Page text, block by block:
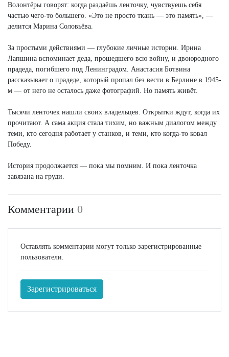
Волонтёры говорят: когда раздаёшь ленточку, чувствуешь себя
частью чего-то большего. «Это не просто ткань — это память», —
делится Марина Соловьёва.
За простыми действиями — глубокие личные истории. Ирина
Лапшина вспоминает деда, прошедшего всю войну, и двоюродного
прадеда, погибшего под Ленинградом. Анастасия Ботвина
рассказывает о прадеде, который пропал без вести в Берлине в 1945-
м — от него не осталось даже фотографий. Но память живёт.
Тысячи ленточек нашли своих владельцев. Открытки ждут, когда их
прочитают. А сама акция стала тихим, но важным диалогом между
теми, кто сегодня работает у станков, и теми, кто когда-то ковал
Победу.
История продолжается — пока мы помним. И пока ленточка
завязана на груди.
Комментарии 0
Оставлять комментарии могут только зарегистрированные
пользователи.
Зарегистрироваться